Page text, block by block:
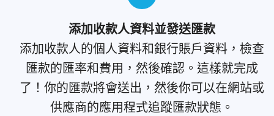
添加收款人資料並發送匯款
添加收款人的個人資料和銀行賬戶資料，檢查
匯款的匯率和費用，然後確認。這樣就完成
了！你的匯款將會送出，然後你可以在網站或
供應商的應用程式追蹤匯款狀態。